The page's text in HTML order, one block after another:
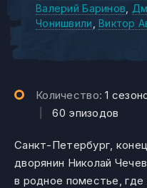
Валерий Баринов
Чонишвили Виктор
Количество:1
|60 эпизодов
Санкт-Петербург,
дворянин Николай
в родное поместье,